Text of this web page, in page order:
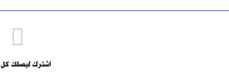
اشترك ليصلك كل